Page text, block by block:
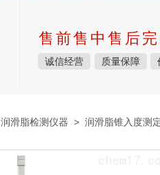
售前售中售后
诚信经营 质量保障
润滑脂检测仪器 > 润滑脂锥入度测